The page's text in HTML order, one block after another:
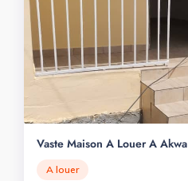
Vaste Maison A Louer A Akwa
A louer